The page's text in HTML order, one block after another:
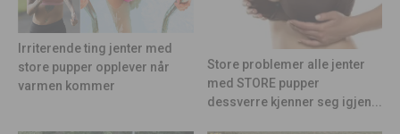
Irriterende ting jenter med
store pupper opplever når
varmen kommer
Store problemer alle jenter
med STORE pupper
dessverre kjenner seg igjen...